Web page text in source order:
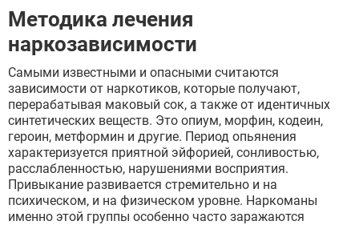
Методика лечения
наркозависимости
Самыми известными и опасными считаются
зависимости от наркотиков, которые получают,
перерабатывая маковый сок, а также от идентичных
синтетических веществ. Это опиум, морфин, кодеин,
героин, метформин и другие. Период опьянения
характеризуется приятной эйфорией, сонливостью,
расслабленностью, нарушениями восприятия.
Привыкание развивается стремительно и на
психическом, и на физическом уровне. Наркоманы
именно этой группы особенно часто заражаются